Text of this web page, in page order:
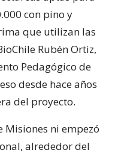
con pino y
que utilizan las
Rubén Ortiz,
Pedagógico de
desde hace años
del proyecto.
Misiones ni empezó
alrededor del